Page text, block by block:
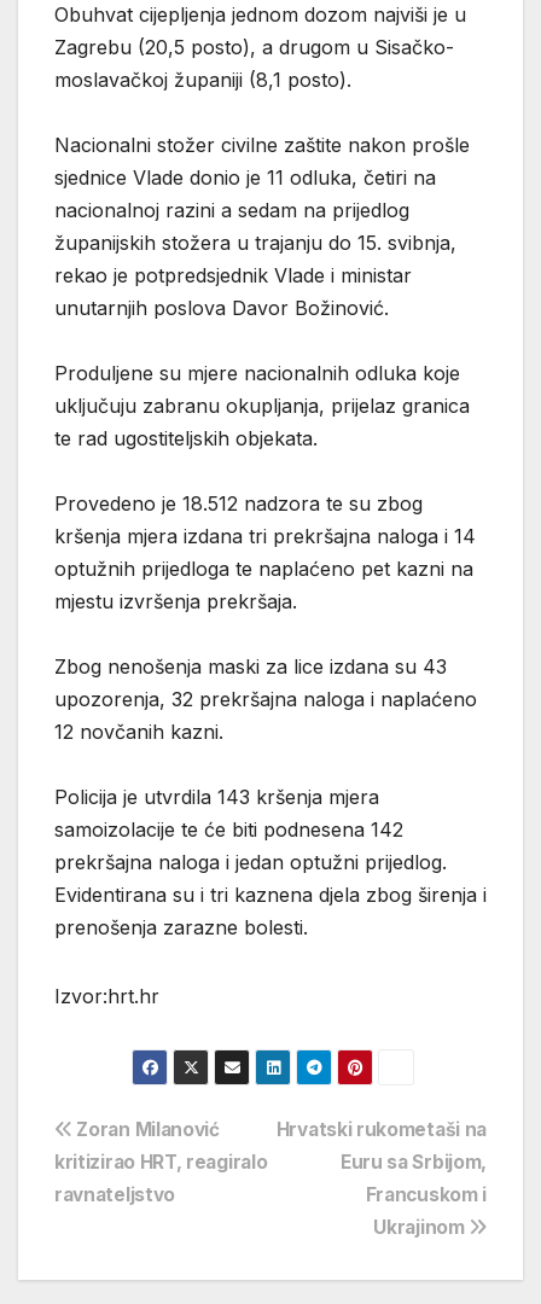
Obuhvat cijepljenja jednom dozom najviši je u
Zagrebu (20,5 posto), a drugom u Sisačko-
moslavačkoj županiji (8,1 posto).
Nacionalni stožer civilne zaštite nakon prošle
sjednice Vlade donio je 11 odluka, četiri na
nacionalnoj razini a sedam na prijedlog
županijskih stožera u trajanju do 15. svibnja,
rekao je potpredsjednik Vlade i ministar
unutarnjih poslova Davor Božinović.
Produljene su mjere nacionalnih odluka koje
uključuju zabranu okupljanja, prijelaz granica
te rad ugostiteljskih objekata.
Provedeno je 18.512 nadzora te su zbog
kršenja mjera izdana tri prekršajna naloga i 14
optužnih prijedloga te naplaćeno pet kazni na
mjestu izvršenja prekršaja.
Zbog nenošenja maski za lice izdana su 43
upozorenja, 32 prekršajna naloga i naplaćeno
12 novčanih kazni.
Policija je utvrdila 143 kršenja mjera
samoizolacije te će biti podnesena 142
prekršajna naloga i jedan optužni prijedlog.
Evidentirana su i tri kaznena djela zbog širenja i
prenošenja zarazne bolesti.
Izvor:hrt.hr
Navigacija
objava
Hrvatski rukometaši na
Euru sa Srbijom,
Francuskom i
Ukrajinom
Zoran Milanović
kritizirao HRT, reagiralo
ravnateljstvo